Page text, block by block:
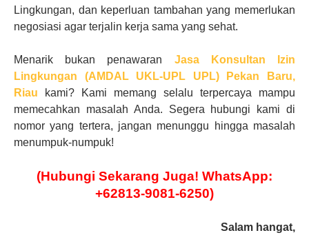
Lingkungan, dan keperluan tambahan yang memerlukan
negosiasi agar terjalin kerja sama yang sehat.
Menarik bukan penawaran Jasa Konsultan Izin
Lingkungan (AMDAL UKL-UPL UPL)Pekan Baru,
Riau
kami? Kami memang selalu terpercaya mampu
memecahkan masalah Anda. Segera hubungi kami di
nomor yang tertera, jangan menunggu hingga masalah
menumpuk-numpuk!
(Hubungi Sekarang Juga! WhatsApp:
+62813-9081-6250)
Salam hangat,